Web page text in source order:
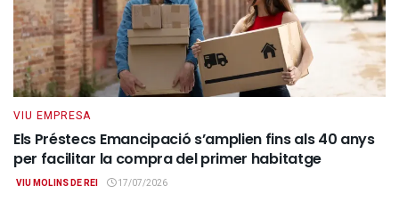
VIU EMPRESA
Els Préstecs Emancipació s’amplien fins als 40 anys
per facilitar la compra del primer habitatge
VIU MOLINS DE REI 17/07/2026